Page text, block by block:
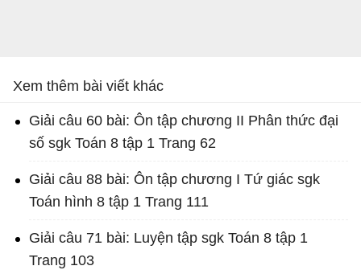
Xem thêm bài viết khác
Giải câu 60 bài: Ôn tập chương II Phân thức đại
số sgk Toán 8 tập 1 Trang 62
Giải câu 88 bài: Ôn tập chương I Tứ giác sgk
Toán hình 8 tập 1 Trang 111
Giải câu 71 bài: Luyện tập sgk Toán 8 tập 1
Trang 103